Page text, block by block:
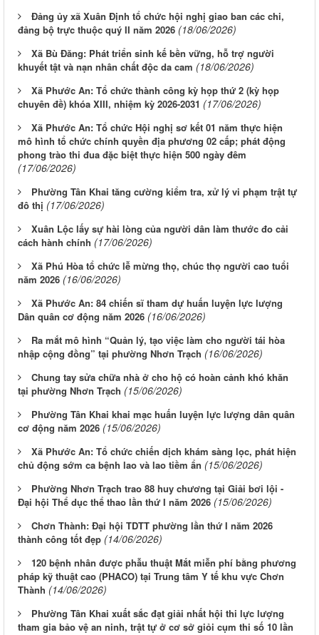
Đảng ủy xã Xuân Định tổ chức hội nghị giao ban các chi,
đảng bộ trực thuộc quý II năm 2026 (18/06/2026)
Xã Bù Đăng: Phát triển sinh kế bền vững, hỗ trợ người
khuyết tật và nạn nhân chất độc da cam (18/06/2026)
Xã Phước An: Tổ chức thành công kỳ họp thứ 2 (kỳ họp
chuyên đề) khóa XIII, nhiệm kỳ 2026-2031 (17/06/2026)
Xã Phước An: Tổ chức Hội nghị sơ kết 01 năm thực hiện
mô hình tổ chức chính quyền địa phương 02 cấp; phát động
phong trào thi đua đặc biệt thực hiện 500 ngày đêm
(17/06/2026)
Phường Tân Khai tăng cường kiểm tra, xử lý vi phạm trật tự
đô thị (17/06/2026)
Xuân Lộc lấy sự hài lòng của người dân làm thước đo cải
cách hành chính (17/06/2026)
Xã Phú Hòa tổ chức lễ mừng thọ, chúc thọ người cao tuổi
năm 2026 (16/06/2026)
Xã Phước An: 84 chiến sĩ tham dự huấn luyện lực lượng
Dân quân cơ động năm 2026 (16/06/2026)
Ra mắt mô hình “Quản lý, tạo việc làm cho người tái hòa
nhập cộng đồng” tại phường Nhơn Trạch (16/06/2026)
Chung tay sửa chữa nhà ở cho hộ có hoàn cảnh khó khăn
tại phường Nhơn Trạch (15/06/2026)
Phường Tân Khai khai mạc huấn luyện lực lượng dân quân
cơ động năm 2026 (15/06/2026)
Xã Phước An: Tổ chức chiến dịch khám sàng lọc, phát hiện
chủ động sớm ca bệnh lao và lao tiềm ẩn (15/06/2026)
Phường Nhơn Trạch trao 88 huy chương tại Giải bơi lội -
Đại hội Thể dục thể thao lần thứ I năm 2026 (15/06/2026)
Chơn Thành: Đại hội TDTT phường lần thứ I năm 2026
thành công tốt đẹp (14/06/2026)
120 bệnh nhân được phẫu thuật Mắt miễn phí bằng phương
pháp kỹ thuật cao (PHACO) tại Trung tâm Y tế khu vực Chơn
Thành (14/06/2026)
Phường Tân Khai xuất sắc đạt giải nhất hội thi lực lượng
tham gia bảo vệ an ninh, trật tự ở cơ sở giỏi cụm thi số 10 lần